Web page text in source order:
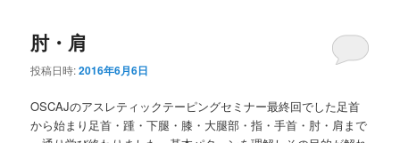
肘・肩
投稿日時:2016年6月6日
OSCAJのアスレティックテーピングセミナー最終回でした足首
から始まり足首・踵・下腿・膝・大腿部・指・手首・肘・肩まで